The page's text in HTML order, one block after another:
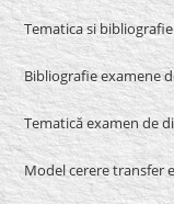
Tematica si
Bibliografie examene
Tematică examen de
Model cerere transfer